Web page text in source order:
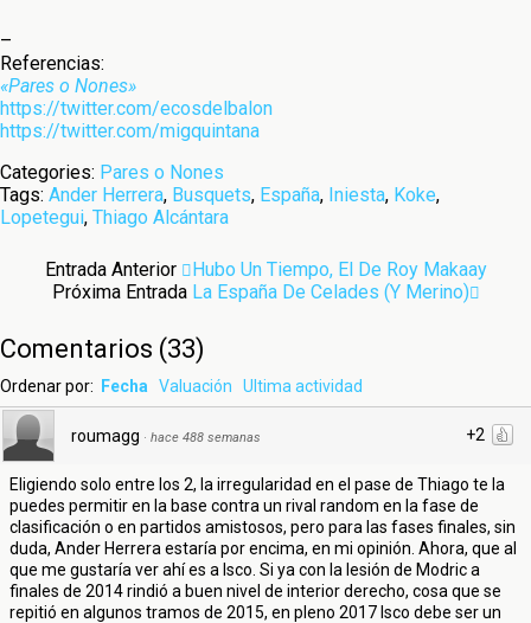
–
Referencias:
«Pares o Nones»
https://twitter.com/ecosdelbalon
https://twitter.com/migquintana
Categories: Pares o Nones
Tags: Ander Herrera, Busquets, España, Iniesta, Koke,
Lopetegui, Thiago Alcántara
Entrada Anterior
Hubo Un Tiempo, El De Roy Makaay
Próxima Entrada La España De Celades (y Merino)
Comentarios (33)
Ordenar por: Fecha Valuación Ultima actividad
+2
roumagg · hace 488 semanas
Eligiendo solo entre los 2, la irregularidad en el pase de Thiago te la
puedes permitir en la base contra un rival random en la fase de
clasificación o en partidos amistosos, pero para las fases finales, sin
duda, Ander Herrera estaría por encima, en mi opinión. Ahora, que al
que me gustaría ver ahí es a Isco. Si ya con la lesión de Modric a
finales de 2014 rindió a buen nivel de interior derecho, cosa que se
repitió en algunos tramos de 2015, en pleno 2017 Isco debe ser un